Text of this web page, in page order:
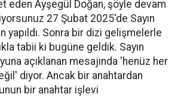
eden Ayşegül Doğan, şöyle devam
27 Şubat 2025'de Sayın
yapıldı. Sonra bir dizi gelişmelerle
tabii ki bugüne geldik. Sayın
açıklanan mesajında 'henüz her
diyor. Ancak bir anahtardan
bir anahtar işlevi